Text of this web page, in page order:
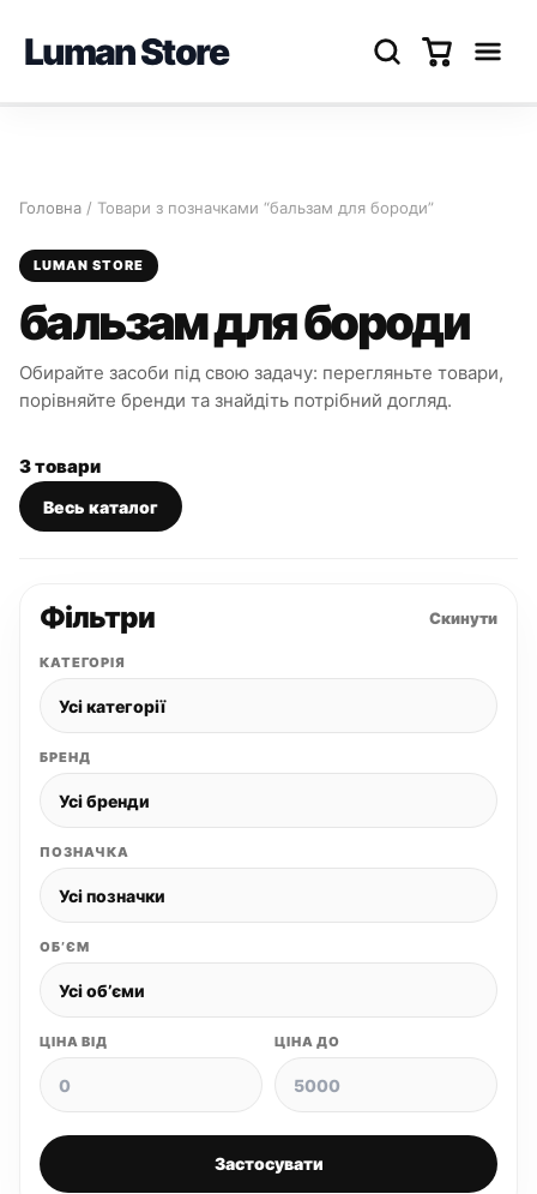
Luman Store
Головна / Товари з позначками “бальзам для бороди”
LUMAN STORE
бальзам для бороди
Обирайте засоби під свою задачу: перегляньте товари,
порівняйте бренди та знайдіть потрібний догляд.
3 товари
Весь каталог
Фільтри Скинути
КАТЕГОРІЯ
БРЕНД
ПОЗНАЧКА
ОБʼЄМ
ЦІНА ВІД ЦІНА ДО
Застосувати